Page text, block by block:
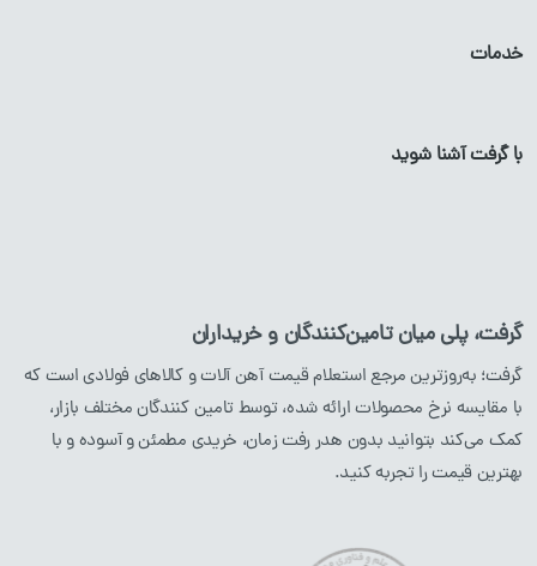
میلگرد
پروفیل آهن
ناودانی
نبشی
محصولات استیل
میلگرداستیل
خدمات
با گرفت آشنا شوید
گرفت، پلی میان تامین‌کنندگان و خریداران
گرفت؛ به‌روزترین مرجع استعلام قیمت آهن آلات و کالاهای فولادی است که
با مقایسه نرخ محصولات ارائه شده، توسط تامین کنندگان مختلف بازار،
کمک می‌کند بتوانید بدون هدر رفت زمان، خریدی مطمئن و آسوده و با
بهترین قیمت را تجربه کنید.